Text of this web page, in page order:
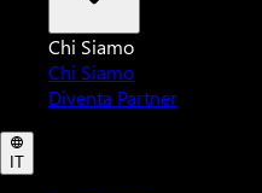
Chi Siamo
Chi Siamo
Diventa Partner
IT